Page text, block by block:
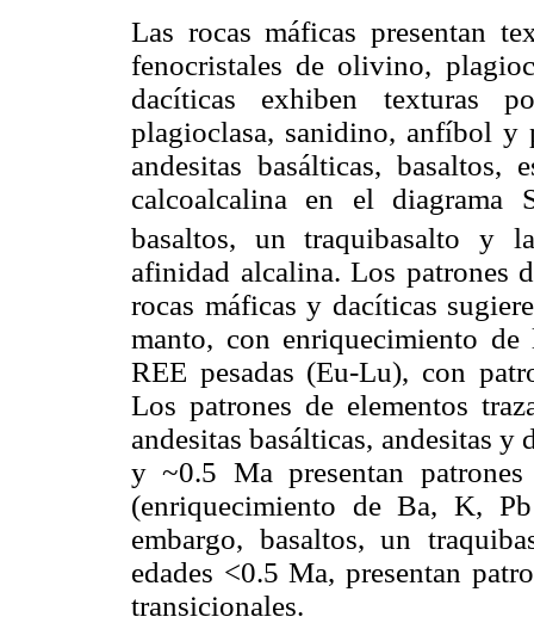
Las rocas máficas presentan
fenocristales de olivino,
dacíticas exhiben texturas
plagioclasa, sanidino, anfíbol y
andesitas basálticas, basaltos,
calcoalcalina en el diagrama
basaltos, un traquibasalto y
afinidad alcalina. Los patrones
rocas máficas y dacíticas
manto, con enriquecimiento
REE pesadas (Eu-Lu), con
Los patrones de elementos
andesitas basálticas, andesitas y
y ~0.5 Ma presentan
(enriquecimiento de Ba, K,
embargo, basaltos, un
edades <0.5 Ma, presentan
transicionales.